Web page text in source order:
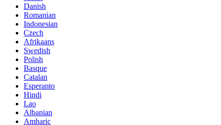
Danish
Romanian
Indonesian
Czech
Afrikaans
Swedish
Polish
Basque
Catalan
Esperanto
Hindi
Lao
Albanian
Amharic